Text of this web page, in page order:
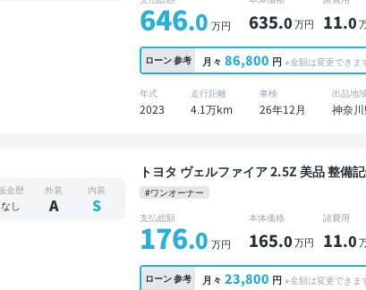
り
646.0 万円 635.0万円 11.0
ローン参考 月々 86,800 円 ※金額は変更できま
年式
2023
走行距離
4.1万km
車検
26年12月
出品地
神奈
トヨタ ヴェルファイア 2.5Z 美品 整備記録簿あり 販売店オプションナビ TV 後席モニター 3列シ
ート スマートキー ETC バックモニター
#ワンオーナー
金歴
なし
外装
A
内装
S
支払総額
176.0 万円
本体価格
165.0万円
諸費用
11.0
ローン参考 月々 23,800 円 ※金額は変更できま